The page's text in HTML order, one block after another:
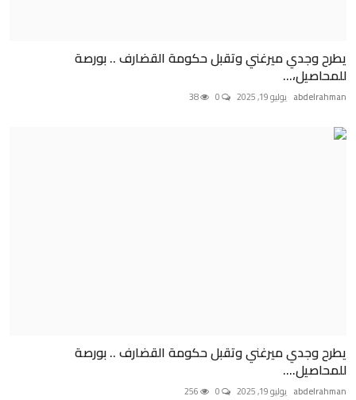
يطرح وجدي ميرغني وتقبل حكومة القضارف .. بورصة
للمحاصيل،...
abdelrahman يوليو 19, 2025
يطرح وجدي ميرغني وتقبل حكومة القضارف .. بورصة
للمحاصيل....
abdelrahman يوليو 19, 2025